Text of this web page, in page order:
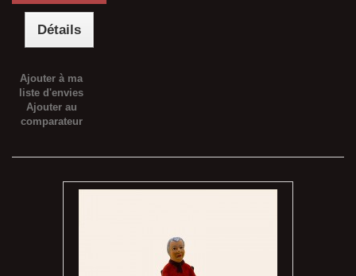
Détails
Ajouter à ma
liste d'envies
Ajouter au
comparateur